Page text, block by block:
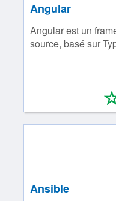
Angular
Angular est un
source, basé sur
Ansible